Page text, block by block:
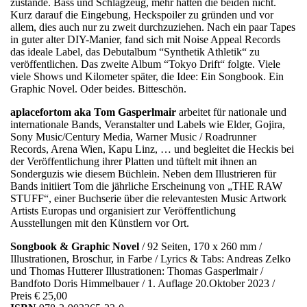
zustande. Bass und Schlagzeug, mehr hatten die beiden nicht.
Kurz darauf die Eingebung, Heckspoiler zu gründen und vor
allem, dies auch nur zu zweit durchzuziehen. Nach ein paar Tapes
in guter alter DIY-Manier, fand sich mit Noise Appeal Records
das ideale Label, das Debutalbum “Synthetik Athletik“ zu
veröffentlichen. Das zweite Album “Tokyo Drift“ folgte. Viele
viele Shows und Kilometer später, die Idee: Ein Songbook. Ein
Graphic Novel. Oder beides. Bitteschön.
aplacefortom aka Tom Gasperlmair arbeitet für nationale und
internationale Bands, Veranstalter und Labels wie Elder, Gojira,
Sony Music/Century Media, Warner Music / Roadrunner
Records, Arena Wien, Kapu Linz, … und begleitet die Heckis bei
der Veröffentlichung ihrer Platten und tüftelt mit ihnen an
Sonderguzis wie diesem Büchlein. Neben dem Illustrieren für
Bands initiiert Tom die jährliche Erscheinung von „THE RAW
STUFF“, einer Buchserie über die relevantesten Music Artwork
Artists Europas und organisiert zur Veröffentlichung
Ausstellungen mit den Künstlern vor Ort.
Songbook & Graphic Novel / 92 Seiten, 170 x 260 mm /
Illustrationen, Broschur, in Farbe / Lyrics & Tabs: Andreas Zelko
und Thomas Hutterer Illustrationen: Thomas Gasperlmair /
Bandfoto Doris Himmelbauer / 1. Auflage 20.Oktober 2023 /
Preis € 25,00